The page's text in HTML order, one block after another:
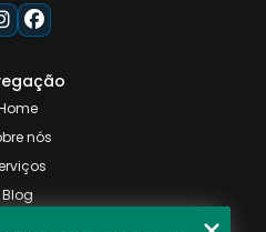
Home
nós
Blog